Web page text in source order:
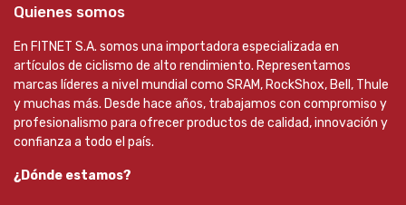
Quienes somos
En FITNET S.A. somos una importadora especializada en
artículos de ciclismo de alto rendimiento. Representamos
marcas líderes a nivel mundial como SRAM, RockShox, Bell, Thule
y muchas más. Desde hace años, trabajamos con compromiso y
profesionalismo para ofrecer productos de calidad, innovación y
confianza a todo el país.
¿Dónde estamos?